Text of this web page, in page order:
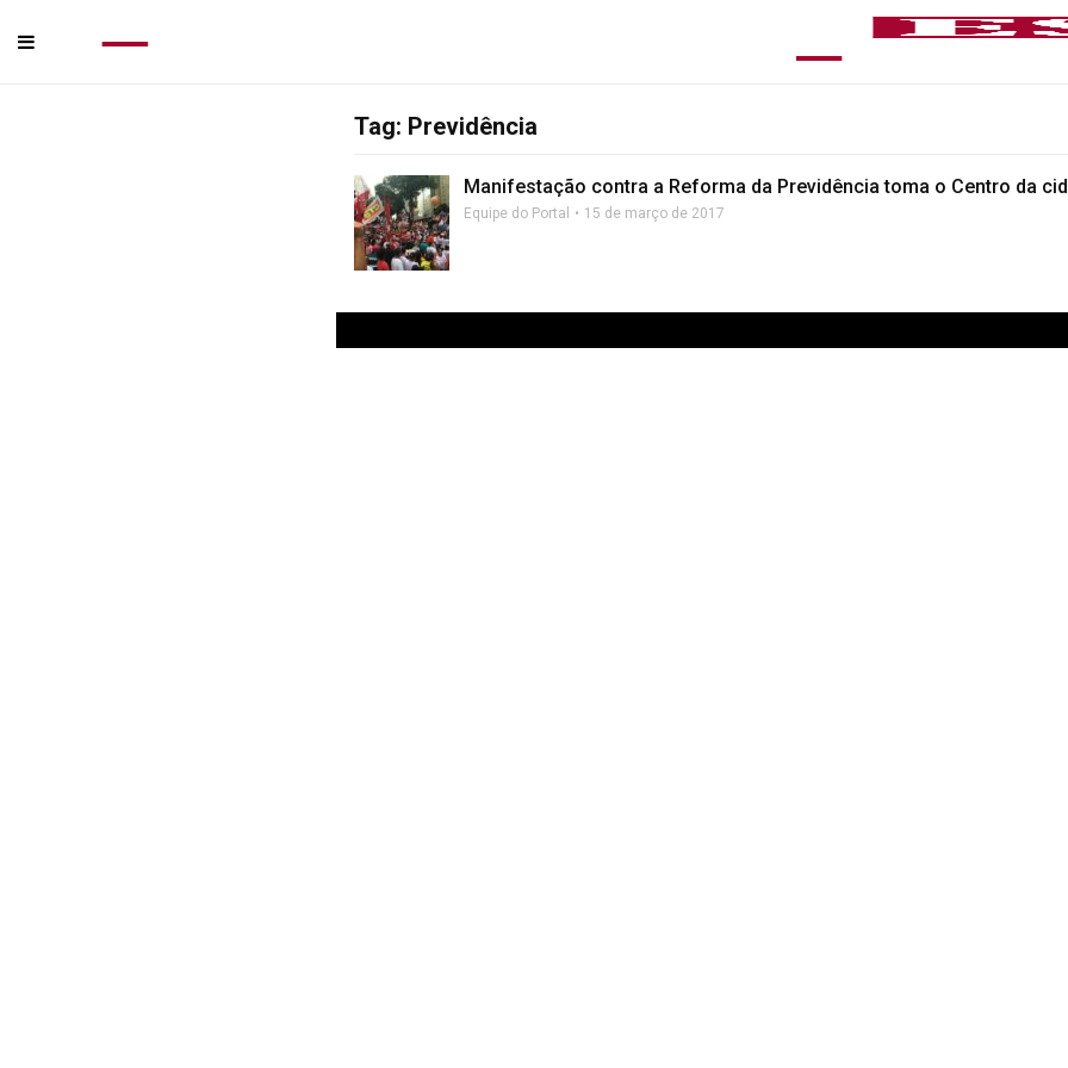
Tag: Previdência
Manifestação contra a Reforma da Previdência toma o Centro da
Equipe do Portal 15 de março de 2017